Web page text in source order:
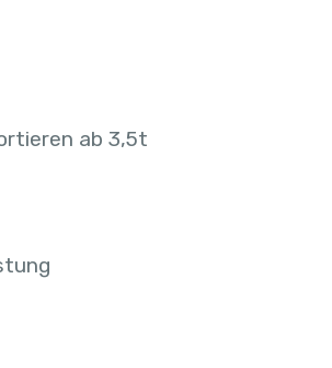
ab 3,5t